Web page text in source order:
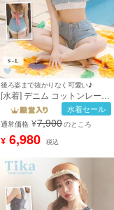
後ろ姿まで抜かりなく可愛い♪
[水着] デニム コットンレース
タンキニ ショートパンツ バス
トレースアップ ギンガムチェ
ック リボン ホルターネック
体型カバー バックシャン カジ
ュアル Lサイズあり 大きいサ
着用) [tk-swa31701]
水着セール
通常価格 ¥7,900のところ
¥ 6,980 税込